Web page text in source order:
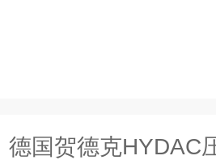
德国贺德克HYDAC压